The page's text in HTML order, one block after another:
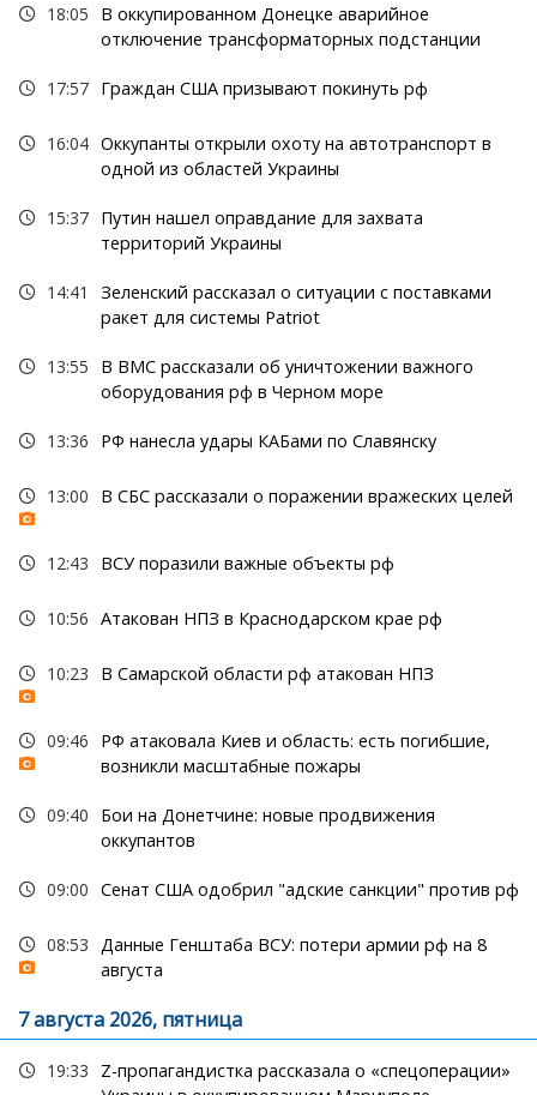
18:05
В оккупированном Донецке аварийное
отключение трансформаторных подстанции
17:57 Граждан США призывают покинуть рф
16:04 Оккупанты открыли охоту на автотранспорт в
одной из областей Украины
15:37 Путин нашел оправдание для захвата
территорий Украины
14:41
Зеленский рассказал о ситуации с поставками
ракет для системы Patriot
13:55
В ВМС рассказали об уничтожении важного
оборудования рф в Черном море
13:36 РФ нанесла удары КАБами по Славянску
13:00 В СБС рассказали о поражении вражеских целей
12:43 ВСУ поразили важные объекты рф
10:56 Атакован НПЗ в Краснодарском крае рф
10:23 В Самарской области рф атакован НПЗ
09:46
РФ атаковала Киев и область: есть погибшие,
возникли масштабные пожары
09:40
Бои на Донетчине: новые продвижения
оккупантов
09:00 Сенат США одобрил "адские санкции" против рф
08:53
Данные Генштаба ВСУ: потери армии рф на 8
августа
7 августа 2026, пятница
19:33
Z-пропагандистка рассказала о «спецоперации»